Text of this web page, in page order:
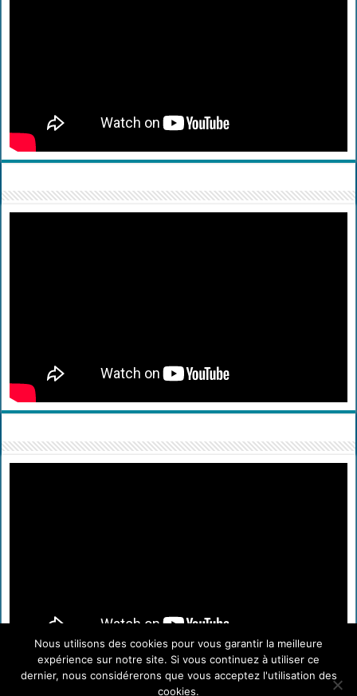
Nous utilisons des cookies pour vous garantir la meilleure
expérience sur notre site. Si vous continuez à utiliser ce
dernier, nous considérerons que vous acceptez l'utilisation des
cookies.